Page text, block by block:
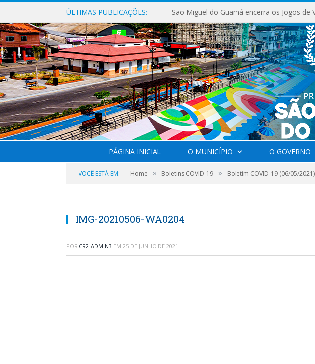
ÚLTIMAS PUBLICAÇÕES:
PÁGINA INICIAL O MUNICÍPIO O GOVERNO
VOCÊ ESTÁ EM: Home » Boletins COVID-19 » Boletim COVID-19 (06/05/2021)
IMG-20210506-WA0204
POR CR2-ADMIN3 EM 25 DE JUNHO DE 2021